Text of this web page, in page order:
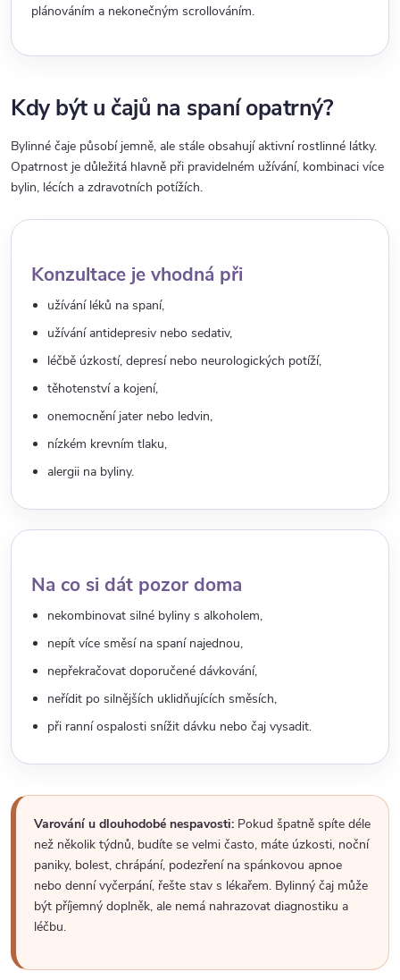
plánováním a nekonečným scrollováním.
Kdy být u čajů na spaní opatrný?
Bylinné čaje působí jemně, ale stále obsahují aktivní rostlinné látky.
Opatrnost je důležitá hlavně při pravidelném užívání, kombinaci více
bylin, lécích a zdravotních potížích.
Konzultace je vhodná při
užívání léků na spaní,
užívání antidepresiv nebo sedativ,
léčbě úzkostí, depresí nebo neurologických potíží,
těhotenství a kojení,
onemocnění jater nebo ledvin,
nízkém krevním tlaku,
alergii na byliny.
Na co si dát pozor doma
nekombinovat silné byliny s alkoholem,
nepít více směsí na spaní najednou,
nepřekračovat doporučené dávkování,
neřídit po silnějších uklidňujících směsích,
při ranní ospalosti snížit dávku nebo čaj vysadit.
Varování u dlouhodobé nespavosti: Pokud špatně spíte déle
než několik týdnů, budíte se velmi často, máte úzkosti, noční
paniky, bolest, chrápání, podezření na spánkovou apnoe
nebo denní vyčerpání, řešte stav s lékařem. Bylinný čaj může
být příjemný doplněk, ale nemá nahrazovat diagnostiku a
léčbu.